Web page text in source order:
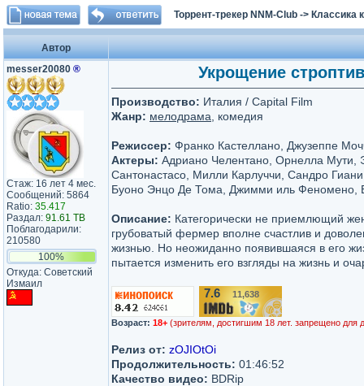
Торрент-трекер NNM-Club -> Классика
Автор
messer20080 ®
Стаж: 16 лет 4 мес.
Сообщений: 5864
Ratio: 35.417
Раздал: 91.61 TB
Поблагодарили:
210580
100%
Откуда: Советский
Измаил
Укрощение
Производство: Италия / Capital Film
Жанр: мелодрама , комедия
Режиссер: Франко Кастеллано, Джузеппе
Актеры: Адриано Челентано, Орнелла Мути,
Сантонастасо, Милли Карлуччи, Сандро
Буоно Энцо Де Тома, Джимми иль Феномено,
Описание: Категорически не приемлющий
грубоватый фермер вполне счастлив и
жизнью. Но неожиданно появившаяся в его
пытается изменить его взгляды на жизнь и
7.6 11,638
Возраст: 18+ (зрителям, достигшим 18 лет. запрещено для
Релиз от: zOJIOtOi
Продолжительность: 01:46:52
Качество видео: BDRip